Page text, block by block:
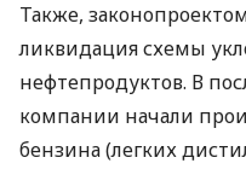
Также,
ликвидация схемы
нефтепродуктов. В
компании начали
бензина (легких